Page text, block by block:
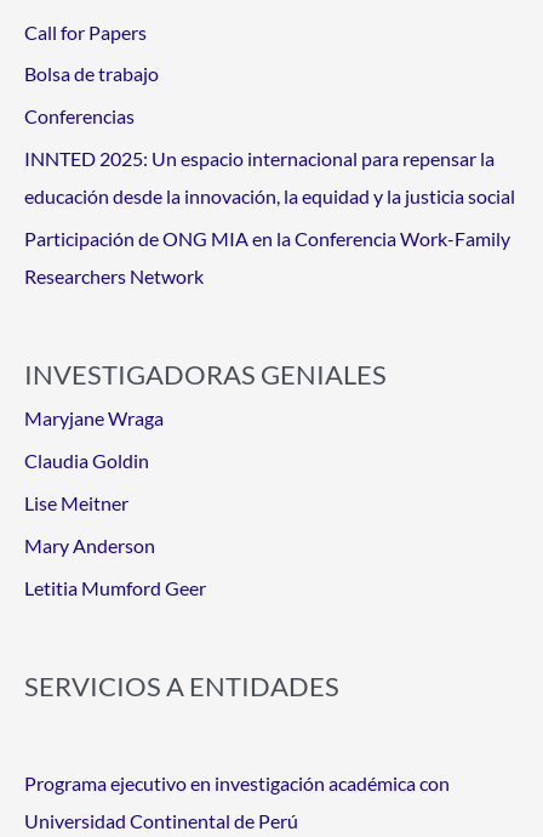
Call for Papers
Bolsa de trabajo
Conferencias
INNTED 2025: Un espacio internacional para repensar la
educación desde la innovación, la equidad y la justicia social
Participación de ONG MIA en la Conferencia Work-Family
Researchers Network
INVESTIGADORAS GENIALES
Maryjane Wraga
Claudia Goldin
Lise Meitner
Mary Anderson
Letitia Mumford Geer
SERVICIOS A ENTIDADES
Programa ejecutivo en investigación académica con
Universidad Continental de Perú